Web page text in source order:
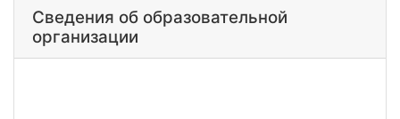
Сведения об образовательной
организации